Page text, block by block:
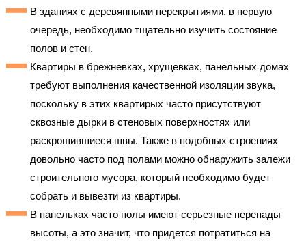
В зданиях с деревянными перекрытиями, в первую
очередь, необходимо тщательно изучить состояние
полов и стен.
Квартиры в брежневках, хрущевках, панельных домах
требуют выполнения качественной изоляции звука,
поскольку в этих квартирых часто присутствуют
сквозные дырки в стеновых поверхностях или
раскрошившиеся швы. Также в подобных строениях
довольно часто под полами можно обнаружить залежи
строительного мусора, который необходимо будет
собрать и вывезти из квартиры.
В панельках часто полы имеют серьезные перепады
высоты, а это значит, что придется потратиться на